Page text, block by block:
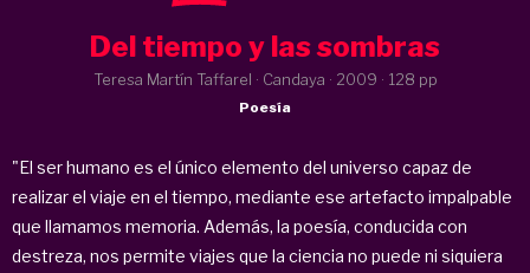
Del tiempo y las sombras
Teresa Martín Taffarel · Candaya · 2009 · 128 pp
Poesía
"El ser humano es el único elemento del universo capaz de
realizar el viaje en el tiempo, mediante ese artefacto impalpable
que llamamos memoria. Además, la poesía, conducida con
destreza, nos permite viajes que la ciencia no puede ni siquiera